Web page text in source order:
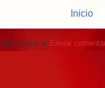
Inicio
Suscribirse a: Enviar